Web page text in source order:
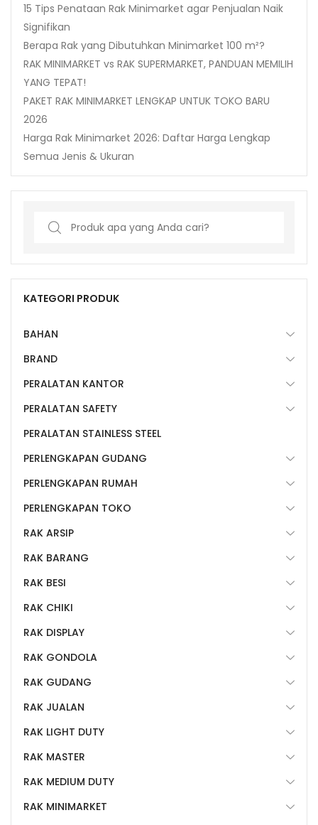
15 Tips Penataan Rak Minimarket agar Penjualan Naik
Signifikan
Berapa Rak yang Dibutuhkan Minimarket 100 m²?
RAK MINIMARKET vs RAK SUPERMARKET, PANDUAN MEMILIH
YANG TEPAT!
PAKET RAK MINIMARKET LENGKAP UNTUK TOKO BARU
2026
Harga Rak Minimarket 2026: Daftar Harga Lengkap
Semua Jenis & Ukuran
Search
KATEGORI PRODUK
BAHAN
BRAND
PERALATAN KANTOR
PERALATAN SAFETY
PERALATAN STAINLESS STEEL
PERLENGKAPAN GUDANG
PERLENGKAPAN RUMAH
PERLENGKAPAN TOKO
RAK ARSIP
RAK BARANG
RAK BESI
RAK CHIKI
RAK DISPLAY
RAK GONDOLA
RAK GUDANG
RAK JUALAN
RAK LIGHT DUTY
RAK MASTER
RAK MEDIUM DUTY
RAK MINIMARKET